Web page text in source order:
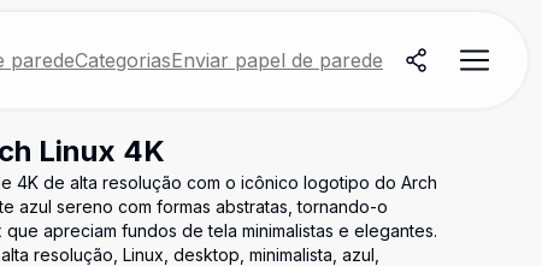
paredeCategoriasEnviar papel de parede
Linux 4K
4K de alta resolução com o icônico logotipo do Arch
azul sereno com formas abstratas, tornando-o
apreciam fundos de tela minimalistas e elegantes.
resolução, Linux, desktop, minimalista, azul,